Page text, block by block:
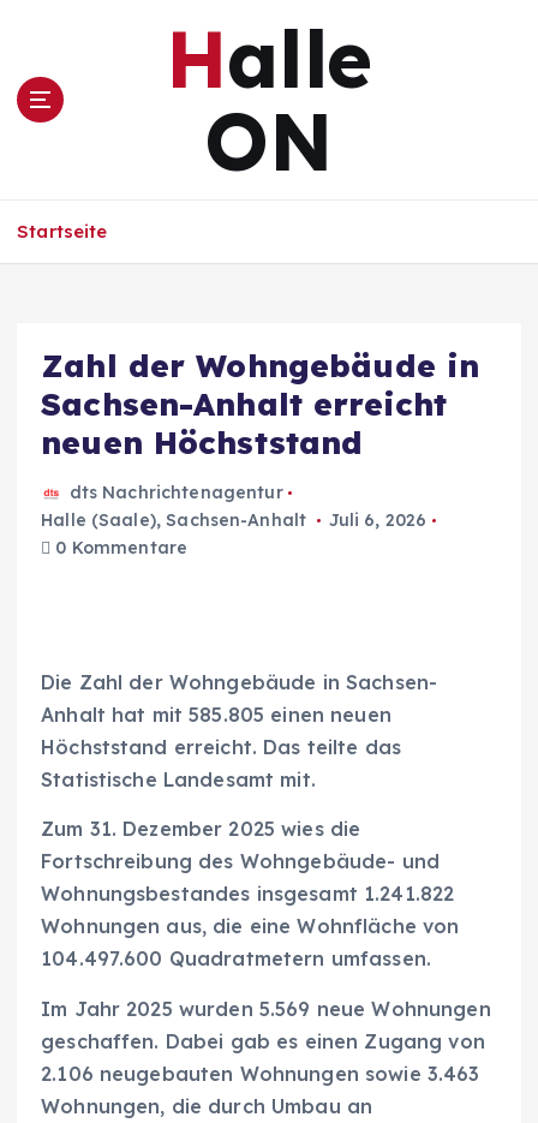
s
Halle
ON
Startseite
Zahl der Wohngebäude in
Sachsen-Anhalt erreicht
neuen Höchststand
dts Nachrichtenagentur
Halle (Saale),Sachsen-Anhalt
Juli 6, 2026
0 Kommentare
Die Zahl der Wohngebäude in Sachsen-
Anhalt hat mit 585.805 einen neuen
Höchststand erreicht. Das teilte das
Statistische Landesamt mit.
Zum 31. Dezember 2025 wies die
Fortschreibung des Wohngebäude- und
Wohnungsbestandes insgesamt 1.241.822
Wohnungen aus, die eine Wohnfläche von
104.497.600 Quadratmetern umfassen.
Im Jahr 2025 wurden 5.569 neue Wohnungen
geschaffen. Dabei gab es einen Zugang von
2.106 neugebauten Wohnungen sowie 3.463
Wohnungen, die durch Umbau an